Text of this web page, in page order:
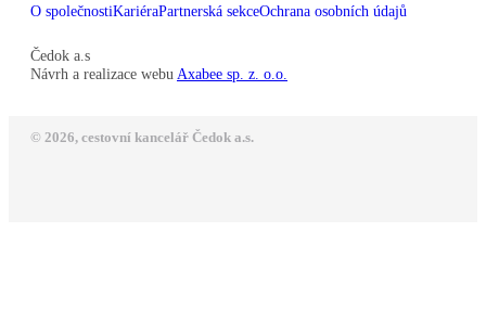
O společnostiKariéraPartnerská sekceOchrana osobních údajů
Čedok a.s
Návrh a realizace webu Axabee sp. z. o.o.
© 2026, cestovní kancelář Čedok a.s.